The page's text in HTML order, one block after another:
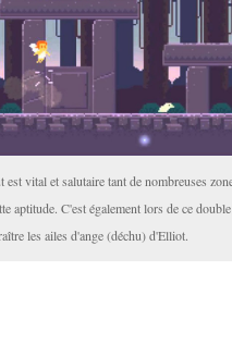
est vital et salutaire tant de nombreuses
aptitude. C'est également lors de ce
les ailes d'ange (déchu) d'Elliot.